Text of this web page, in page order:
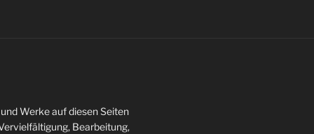
Werke auf diesen Seiten
Bearbeitung,